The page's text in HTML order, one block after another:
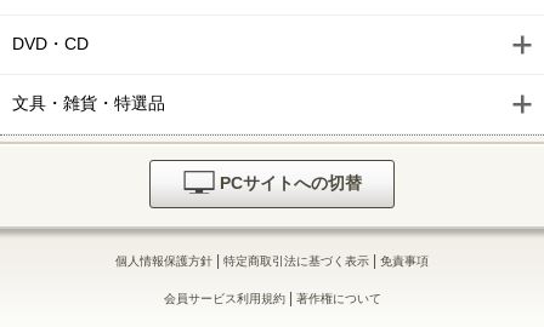
DVD・CD
文具・雑貨・特選品
PCサイトへの切替
個人情報保護方針 | 特定商取引法に基づく表示 | 免責事項
会員サービス利用規約| 著作権について